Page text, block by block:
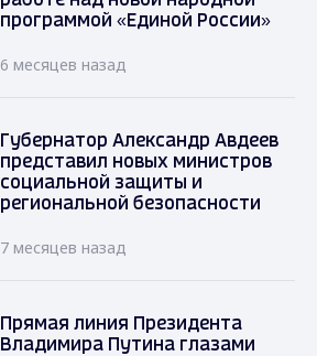
программой «Единой России»
6 месяцев назад
Губернатор Александр Авдеев
представил новых министров
социальной защиты и
региональной безопасности
7 месяцев назад
Прямая линия Президента
Владимира Путина глазами